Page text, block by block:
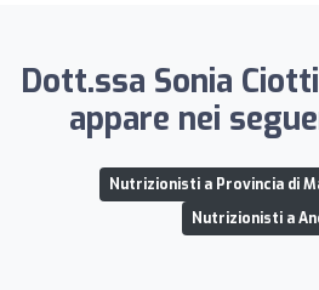
Dott.ssa Sonia
appare nei
Nutrizionisti a Provincia di
Nutrizionisti a